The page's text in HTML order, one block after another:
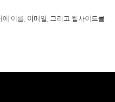
이름, 이메일, 그리고 웹사이트를